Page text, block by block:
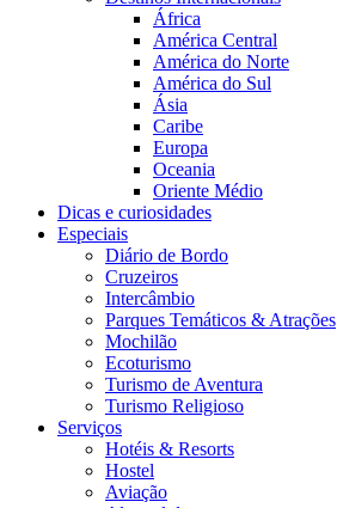
África
América Central
América do Norte
América do Sul
Ásia
Caribe
Europa
Oceania
Oriente Médio
Dicas e curiosidades
Especiais
Diário de Bordo
Cruzeiros
Intercâmbio
Parques Temáticos & Atrações
Mochilão
Ecoturismo
Turismo de Aventura
Turismo Religioso
Serviços
Hotéis & Resorts
Hostel
Aviação